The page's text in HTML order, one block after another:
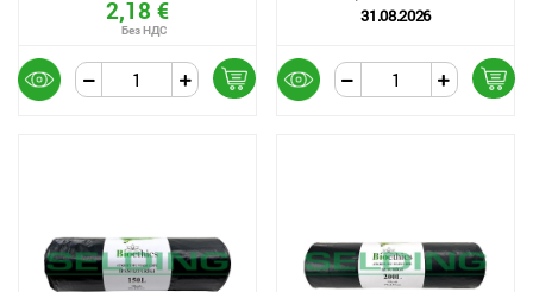
2,18 €
31.08.2026